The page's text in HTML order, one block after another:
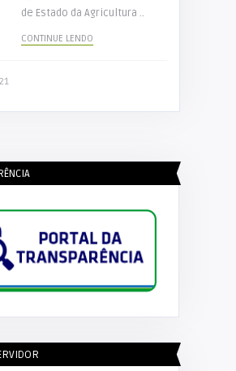
de Estado da Agricultura ..
CONTINUE LENDO